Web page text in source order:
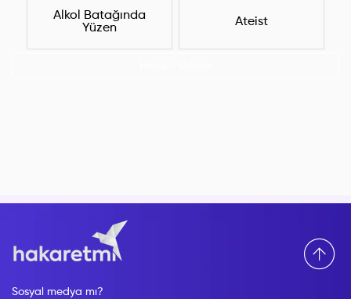
Alkol Batağında
Yüzen
Ateist
Sosyal medya mı?